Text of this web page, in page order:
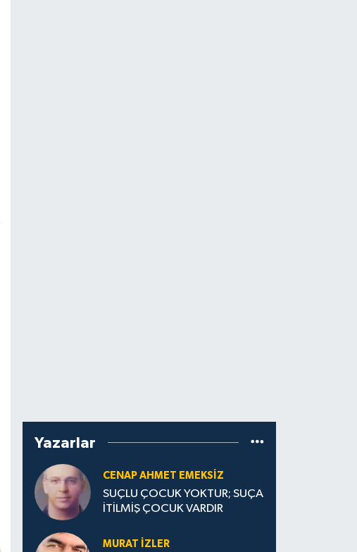
Yazarlar
CENAP AHMET EMEKSİZ
SUÇLU ÇOCUK YOKTUR; SUÇA
İTİLMİŞ ÇOCUK VARDIR
MURAT İZLER